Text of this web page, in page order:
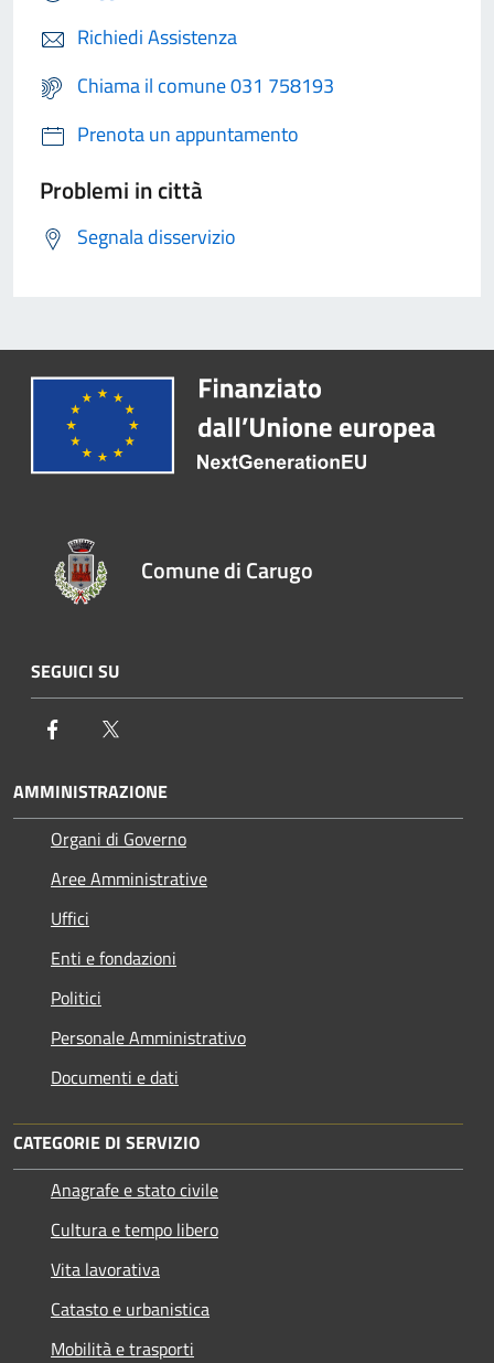
Richiedi Assistenza
Chiama il comune 031 758193
Prenota un appuntamento
Problemi in città
Segnala disservizio
Comune di Carugo
SEGUICI SU
Facebook
AMMINISTRAZIONE
Organi di Governo
Aree Amministrative
Uffici
Enti e fondazioni
Politici
Personale Amministrativo
Documenti e dati
CATEGORIE DI SERVIZIO
Anagrafe e stato civile
Cultura e tempo libero
Vita lavorativa
Catasto e urbanistica
Mobilità e trasporti